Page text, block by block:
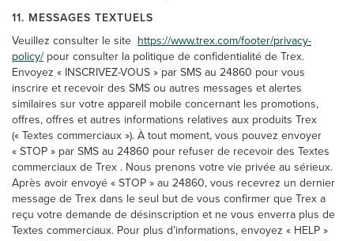
11. MESSAGES TEXTUELS
Veuillez consulter le site https://www.trex.com/footer/privacy-
policy/ pour consulter la politique de confidentialité de Trex.
Envoyez « INSCRIVEZ-VOUS » par SMS au 24860 pour vous
inscrire et recevoir des SMS ou autres messages et alertes
similaires sur votre appareil mobile concernant les promotions,
offres, offres et autres informations relatives aux produits Trex
(« Textes commerciaux »). À tout moment, vous pouvez envoyer
« STOP » par SMS au 24860 pour refuser de recevoir des Textes
commerciaux de Trex . Nous prenons votre vie privée au sérieux.
Après avoir envoyé « STOP » au 24860, vous recevrez un dernier
message de Trex dans le seul but de vous confirmer que Trex a
reçu votre demande de désinscription et ne vous enverra plus de
Textes commerciaux. Pour plus d’informations, envoyez « HELP »